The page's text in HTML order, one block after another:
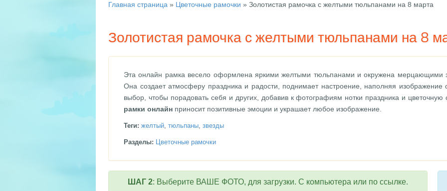
Главная страница » Цветочные рамочки » Золотистая рамочка с желтыми тюльпанами на 8 марта
Золотистая рамочка с желтыми тюльпанами на 8
Эта онлайн рамка весело оформлена яркими желтыми тюльпанами и окружена мерцающими
Она создает атмосферу праздника и радости, поднимает настроение, наполняя
выбор, чтобы порадовать себя и других, добавив к фотографиям нотки праздника и цветочную
рамки онлайн приносит позитивные эмоции и украшает любое изображение.
Теги: желтый, тюльпаны, звезды
Разделы: Цветочные рамочки
ШАГ 2: Выберите ВАШЕ ФОТО, для загрузки. С компьютера или по ссылке.